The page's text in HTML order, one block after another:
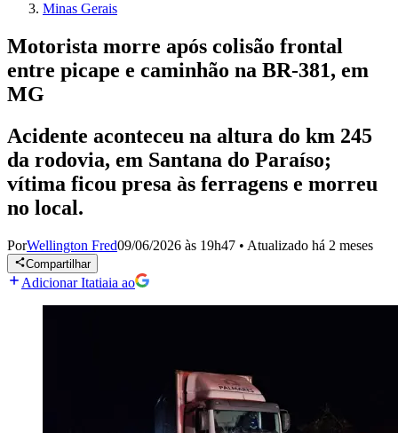
Minas Gerais
Motorista morre após colisão frontal
entre picape e caminhão na BR-381, em
MG
Acidente aconteceu na altura do km 245
da rodovia, em Santana do Paraíso;
vítima ficou presa às ferragens e morreu
no local.
PorWellington Fred09/06/2026 às 19h47 • Atualizado há 2 meses
Compartilhar
Adicionar Itatiaia ao